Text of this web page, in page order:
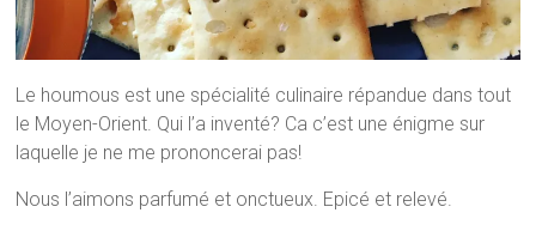
Le houmous est une spécialité culinaire répandue dans tout
le Moyen-Orient. Qui l’a inventé? Ca c’est une énigme sur
laquelle je ne me prononcerai pas!
Nous l’aimons parfumé et onctueux. Epicé et relevé.